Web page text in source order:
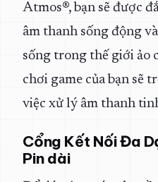
Atmos®, bạn sẽ được
âm thanh sống động
sống trong thế giới ảo
chơi game của bạn sẽ
việc xử lý âm thanh
Cổng Kết Nối Đa
Pin dài